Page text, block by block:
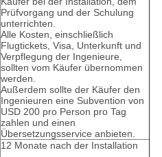
Prüfvorgang und der Schulung
unterrichten.
Alle Kosten, einschließlich
Flugtickets, Visa, Unterkunft und
Verpflegung der Ingenieure,
sollten vom Käufer übernommen
werden.
Außerdem sollte der Käufer den
Ingenieuren eine Subvention von
USD 200 pro Person pro Tag
zahlen und einen
Übersetzungsservice anbieten.
12 Monate nach der Installation